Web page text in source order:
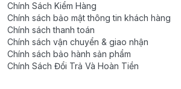
Chính Sách Kiểm Hàng
Chính sách bảo mật thông tin khách hàng
Chính sách thanh toán
Chính sách vận chuyển & giao nhận
Chính sách bảo hành sản phẩm
Chính Sách Đổi Trả Và Hoàn Tiền